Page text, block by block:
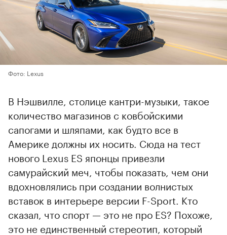
Фото: Lexus
В Нэшвилле, столице кантри-музыки, такое
количество магазинов с ковбойскими
сапогами и шляпами, как будто все в
Америке должны их носить. Сюда на тест
нового Lexus ES японцы привезли
самурайский меч, чтобы показать, чем они
вдохновлялись при создании волнистых
вставок в интерьере версии F-Sport. Кто
сказал, что спорт — это не про ES? Похоже,
это не единственный стереотип, который